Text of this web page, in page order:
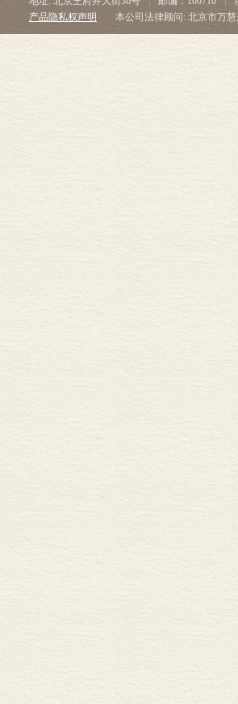
产品隐私权声明
本公司法律顾问: 北京市万